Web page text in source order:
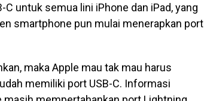
untuk semua lini iPhone dan iPad, yang
smartphone pun mulai menerapkan port
maka Apple mau tak mau harus
memiliki port USB-C. Informasi